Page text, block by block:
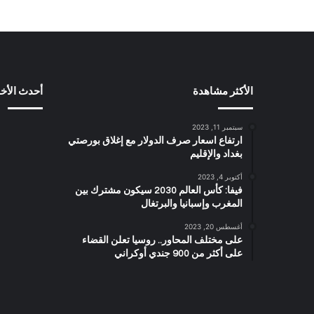
الأكثر مشاهدة
سبتمبر 11, 2023
ارتفاع اسعار صرف الدولار مع إغلاق بورصتي
بغداد والإقليم
أكتوبر 4, 2023
فيفا: كأس العالم 2030 سيكون مشترك بين
المغرب وإسبانيا والبرتغال
أغسطس 20, 2023
على مختلف المحاور.. روسيا تعلن القضاء
على أكثر من 900 جندي أوكراني
أحدث